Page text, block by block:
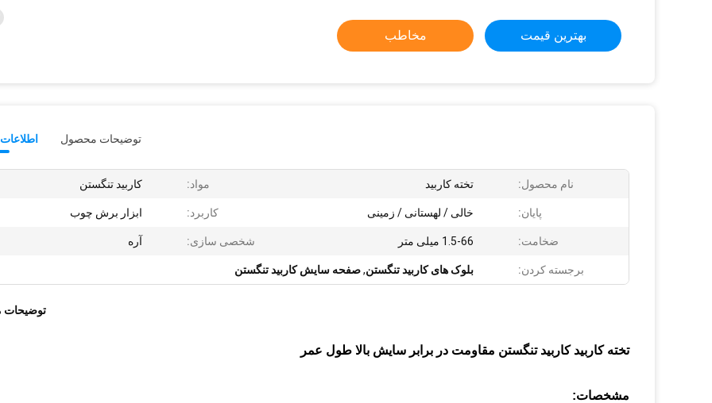
بهترین قیمت مخاطب
توضیحات محصول
نام محصول: تخته کاربید مواد: کاربید تنگستن
پایان: خالی / لهستانی / زمینی کاربرد: ابزار برش چوب
ضخامت: 1.5-66 میلی متر شخصی سازی: آره
برجسته کردن: بلوک های کاربید تنگستن,صفحه سایش کاربید تنگستن
تخته کاربید کاربید تنگستن مقاومت در برابر سایش بالا طول عمر
مشخصات: